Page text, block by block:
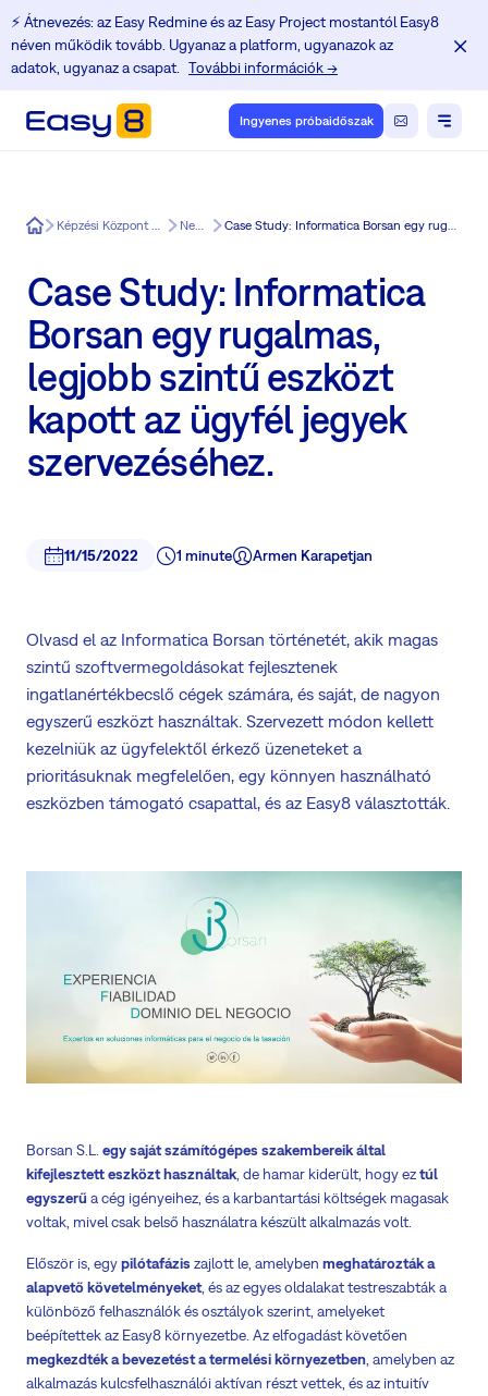
⚡️ Átnevezés: az Easy Redmine és az Easy Project mostantól Easy8
néven működik tovább. Ugyanaz a platform, ugyanazok az
adatok, ugyanaz a csapat.
További információk →
Ingyenes próbaidőszak
Easy8 Képzési Központ a Redmine felhasználók számára News in Easy8 Case Study: Informatica Borsan egy rugalmas, legjobb szintű eszközt kapott az ügyfél jegyek szervezéséhez.
Case Study: Informatica
Borsan egy rugalmas,
legjobb szintű eszközt
kapott az ügyfél jegyek
szervezéséhez.
11/15/2022 1 minute Armen Karapetjan
Olvasd el az Informatica Borsan történetét, akik magas
szintű szoftvermegoldásokat fejlesztenek
ingatlanértékbecslő cégek számára, és saját, de nagyon
egyszerű eszközt használtak. Szervezett módon kellett
kezelniük az ügyfelektől érkező üzeneteket a
prioritásuknak megfelelően, egy könnyen használható
eszközben támogató csapattal, és az Easy8 választották.
Borsan S.L. egy saját számítógépes szakembereik által
kifejlesztett eszközt használtak , de hamar kiderült, hogy eztúl
egyszerű a cég igényeihez, és a karbantartási költségek magasak
voltak, mivel csak belső használatra készült alkalmazás volt.
Először is, egypilótafázis zajlott le, amelyben meghatározták a
alapvető követelményeket, és az egyes oldalakat testreszabták a
különböző felhasználók és osztályok szerint, amelyeket
beépítettek az Easy8 környezetbe. Az elfogadást követően
megkezdték a bevezetést a termelési környezetben , amelyben az
alkalmazás kulcsfelhasználói aktívan részt vettek, és az intuitív